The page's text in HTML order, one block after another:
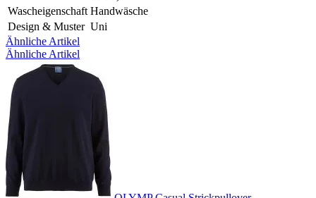
Wascheigenschaft Handwäsche
Design & Muster Uni
Ähnliche Artikel
Ähnliche Artikel